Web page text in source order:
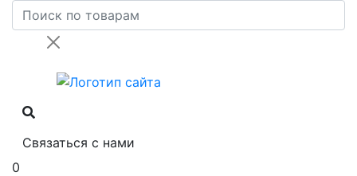
Связаться с нами
0